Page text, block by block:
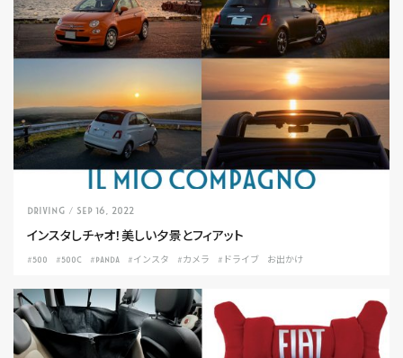
DRIVING / Sep 16, 2022
インスタしチャオ！美しい夕景とフィアット
#500 #500C #PANDA #インスタ #カメラ #ドライブ お出かけ